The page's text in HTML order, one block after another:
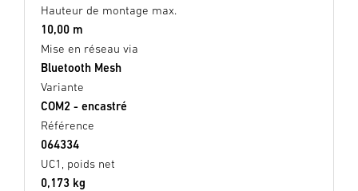
Hauteur de montage max.
10,00 m
Mise en réseau via
Bluetooth Mesh
Variante
COM2 - encastré
Référence
064334
UC1, poids net
0,173 kg